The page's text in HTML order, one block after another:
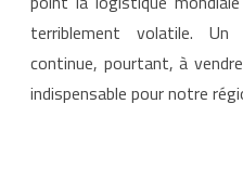
terriblement volatile. Un
continue, pourtant, à
indispensable pour notre